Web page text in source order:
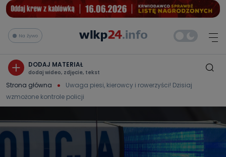
Na żywo
DODAJ MATERIAŁ
dodaj wideo, zdjęcie, tekst
Strona główna
Uwaga piesi, kierowcy i rowerzyści! Dzisiaj
wzmożone kontrole policji